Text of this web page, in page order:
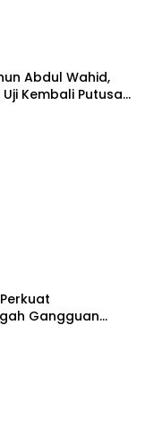
Abdul Wahid,
Kembali Putusan
Gangguan